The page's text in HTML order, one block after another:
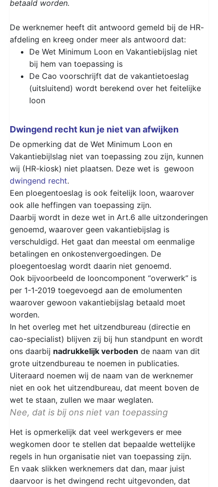
betaald worden.
De werknemer heeft dit antwoord gemeld bij de HR-
afdeling en kreeg onder meer als antwoord dat:
De Wet Minimum Loon en Vakantiebijslag niet
bij hem van toepassing is
De Cao voorschrijft dat de vakantietoeslag
(uitsluitend) wordt berekend over het feitelijke
loon
Dwingend recht kun je niet van afwijken
De opmerking dat de Wet Minimum Loon en
Vakantiebijlslag niet van toepassing zou zijn, kunnen
wij (HR-kiosk) niet plaatsen. Deze wet is gewoon
dwingend recht.
Een ploegentoeslag is ook feitelijk loon, waarover
ook alle heffingen van toepassing zijn.
Daarbij wordt in deze wet in Art.6 alle uitzonderingen
genoemd, waarover geen vakantiebijslag is
verschuldigd. Het gaat dan meestal om eenmalige
betalingen en onkostenvergoedingen. De
ploegentoeslag wordt daarin niet genoemd.
Ook bijvoorbeeld de looncomponent “overwerk” is
per 1-1-2019 toegevoegd aan de emolumenten
waarover gewoon vakantiebijslag betaald moet
worden.
In het overleg met het uitzendbureau (directie en
cao-specialist) blijven zij bij hun standpunt en wordt
ons daarbij nadrukkelijk verboden de naam van dit
grote uitzendbureau te noemen in publicaties.
Uiteraard noemen wij de naam van de werknemer
niet en ook het uitzendbureau, dat meent boven de
wet te staan, zullen we maar weglaten.
Nee, dat is bij ons niet van toepassing
Het is opmerkelijk dat veel werkgevers er mee
wegkomen door te stellen dat bepaalde wettelijke
regels in hun organisatie niet van toepassing zijn.
En vaak slikken werknemers dat dan, maar juist
daarvoor is het dwingend recht uitgevonden, dat